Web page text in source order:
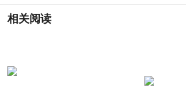
相关阅读